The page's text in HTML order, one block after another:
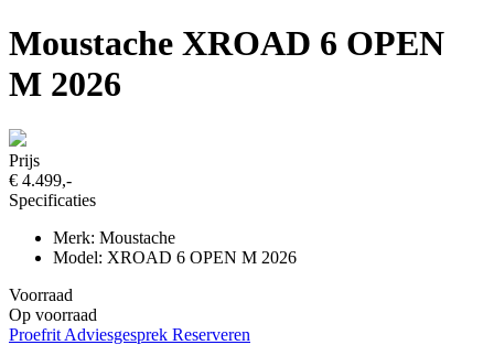
Moustache XROAD 6 OPEN
M 2026
Prijs
€ 4.499,-
Specificaties
Merk: Moustache
Model: XROAD 6 OPEN M 2026
Voorraad
Op voorraad
Proefrit Adviesgesprek Reserveren